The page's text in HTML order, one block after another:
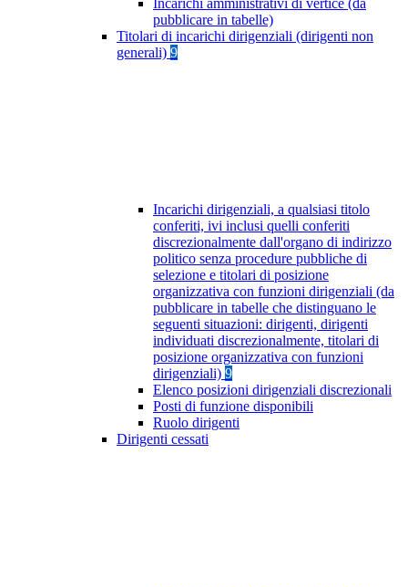
Incarichi amministrativi di vertice (da
pubblicare in tabelle)
Titolari di incarichi dirigenziali (dirigenti non
generali) 9
Incarichi dirigenziali, a qualsiasi titolo
conferiti, ivi inclusi quelli conferiti
discrezionalmente dall'organo di indirizzo
politico senza procedure pubbliche di
selezione e titolari di posizione
organizzativa con funzioni dirigenziali (da
pubblicare in tabelle che distinguano le
seguenti situazioni: dirigenti, dirigenti
individuati discrezionalmente, titolari di
posizione organizzativa con funzioni
dirigenziali) 9
Elenco posizioni dirigenziali discrezionali
Posti di funzione disponibili
Ruolo dirigenti
Dirigenti cessati